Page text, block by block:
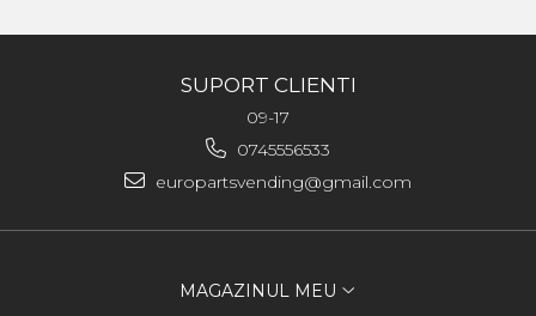
SUPORT CLIENTI
09-17
0745556533
europartsvending@gmail.com
MAGAZINUL MEU